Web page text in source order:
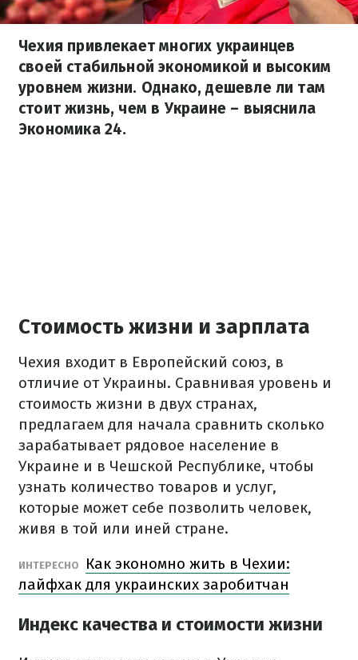
Чехия привлекает многих украинцев
своей стабильной экономикой и высоким
уровнем жизни. Однако, дешевле ли там
стоит жизнь, чем в Украине – выяснила
Экономика 24.
Стоимость жизни и зарплата
Чехия входит в Европейский союз, в
отличие от Украины. Сравнивая уровень и
стоимость жизни в двух странах,
предлагаем для начала сравнить сколько
зарабатывает рядовое население в
Украине и в Чешской Республике, чтобы
узнать количество товаров и услуг,
которые может себе позволить человек,
живя в той или иней стране.
ИНТЕРЕСНО
Как экономно жить в Чехии:
лайфхак для украинских заробитчан
Индекс качества и стоимости жизни